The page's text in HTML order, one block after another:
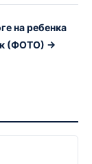
на ребенка
(ФОТО) →